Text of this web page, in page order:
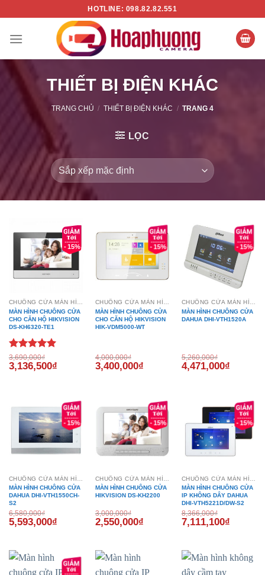
nội
HOTLINE: 098.82.82.551
THIẾT BỊ ĐIỆN KHÁC
TRANG CHỦ / THIẾT BỊ ĐIỆN KHÁC / TRANG 4
LỌC
- 15%
CHUÔNG CỬA MÀN HÌNH
MÀN HÌNH CHUÔNG CỬA
CHO CĂN HỘ HIKVISION
DS-KH6320-TE1
Được xếp
hạng5.00
3,690,000₫
Giá
gốc
3,136,500₫Giá
- 15%
CHUÔNG CỬA MÀN HÌNH
MÀN HÌNH CHUÔNG CỬA
CHO CĂN HỘ HIKVISION
HIK-VDM5000-WT
4,000,000₫
Giá
gốc
3,400,000₫Giá
- 15%
CHUÔNG CỬA MÀN HÌNH
MÀN HÌNH CHUÔNG CỬA
DAHUA DHI-VTH1520A
5,260,000₫
Giá
gốc
4,471,000₫Giá
- 15%
MÀN HÌNH CHUÔNG CỬA
DAHUA DHI-VTH1550CH-
S2
6,580,000₫
Giá
gốc
5,593,000₫Giá
5,593,000₫.
- 15%
MÀN HÌNH CHUÔNG CỬA
HIKVISION DS-KH2200
3,000,000₫
Giá
gốc
2,550,000₫Giá
2,550,000₫.
- 15%
MÀN HÌNH CHUÔNG CỬA
IP KHÔNG DÂY DAHUA
DHI-VTH5221D/DW-S2
8,366,000₫
Giá
gốc
7,111,100₫Giá